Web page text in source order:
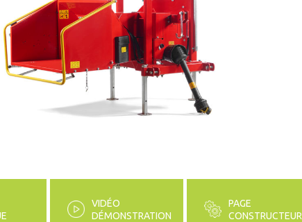
VIDÉO
DÉMONSTRATION
PAGE
CONSTRUCTEUR